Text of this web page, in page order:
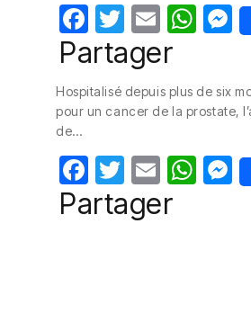
F
a
e
o
o
k
T
w
itt
er
E
m
W
s
p
p
e
e
g
Partager
Hospitalisé depuis plus de six
pour un cancer de la prostate,
de…
F
a
T
w
itt
E
m
W
e
Partager